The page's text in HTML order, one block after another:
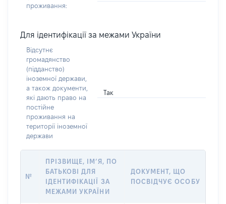
проживання:
Для ідентифікації за межами України
Відсутнє
громадянство
(підданство)
іноземної держави,
а також документи,
які дають право на
постійне
проживання на
території іноземної
держави
Так
№
ПРІЗВИЩЕ, ІМ’Я, ПО
БАТЬКОВІ ДЛЯ
ІДЕНТИФІКАЦІЇ ЗА
МЕЖАМИ УКРАЇНИ
ДОКУМЕНТ, ЩО
ПОСВІДЧУЄ ОСОБУ